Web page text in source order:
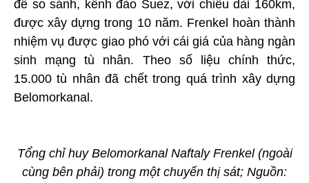
để so sánh, kênh đào Suez, với chiều dài 160km,
được xây dựng trong 10 năm. Frenkel hoàn thành
nhiệm vụ được giao phó với cái giá của hàng ngàn
sinh mạng tù nhân. Theo số liệu chính thức,
15.000 tù nhân đã chết trong quá trình xây dựng
Belomorkanal.
Tổng chỉ huy Belomorkanal Naftaly Frenkel (ngoài
cùng bên phải) trong một chuyến thị sát; Nguồn: